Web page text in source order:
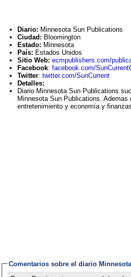
Diario: Minnesota Sun Publications
Ciudad: Bloomington
Estado: Minnesota
País: Estados Unidos
Sitio Web: ecmpublishers.com/
Facebook: facebook.com/
Twitter: twitter.com/SunCurrent
Detalles:
Diario Minnesota Sun Publications
Minnesota Sun Publications.
entretenimiento y economía y finanzas.
Comentarios sobre el diario